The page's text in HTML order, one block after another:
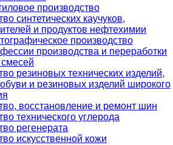
производство
синтетических каучуков,
и продуктов нефтехимии
производство
производства и переработки
резиновых технических изделий,
и резиновых изделий широкого
восстановление и ремонт шин
технического углерода
регенерата
искусственной кожи